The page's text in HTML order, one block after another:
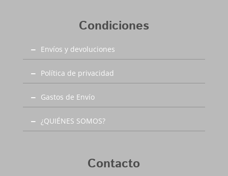
Condiciones
Envíos y devoluciones
Política de privacidad
Gastos de Envío
¿QUIÉNES SOMOS?
Contacto